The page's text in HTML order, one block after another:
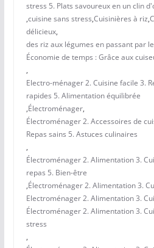
stress 5. Plats savoureux en un clin
,cuisine sans stress,Cuisinières à riz,
délicieux,
des riz aux légumes en passant par
Économie de temps : Grâce aux
,
Electro-ménager 2. Cuisine facile 3.
rapides 5. Alimentation équilibrée
,Électroménager,
Électroménager 2. Accessoires de
Repas sains 5. Astuces culinaires
,
Électroménager 2. Alimentation 3.
repas 5. Bien-être
,Électroménager 2. Alimentation 3.
Electroménager 2. Alimentation 3.
Électroménager 2. Alimentation 3.
stress
,